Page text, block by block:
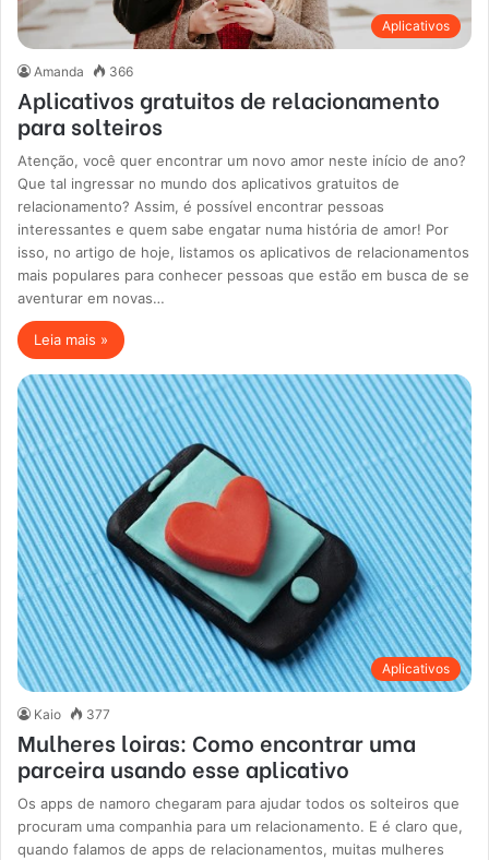
Aplicativos
Amanda 366
Aplicativos gratuitos de relacionamento
para solteiros
Atenção, você quer encontrar um novo amor neste início de ano?
Que tal ingressar no mundo dos aplicativos gratuitos de
relacionamento? Assim, é possível encontrar pessoas
interessantes e quem sabe engatar numa história de amor! Por
isso, no artigo de hoje, listamos os aplicativos de relacionamentos
mais populares para conhecer pessoas que estão em busca de se
aventurar em novas…
Leia mais »
Aplicativos
Kaio 377
Mulheres loiras: Como encontrar uma
parceira usando esse aplicativo
Os apps de namoro chegaram para ajudar todos os solteiros que
procuram uma companhia para um relacionamento. E é claro que,
quando falamos de apps de relacionamentos, muitas mulheres